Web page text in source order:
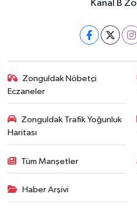
Zonguldak Nöbetçi
Eczaneler
Zonguldak Trafik Yoğunluk
Haritası
Tüm Manşetler
Haber Arşivi